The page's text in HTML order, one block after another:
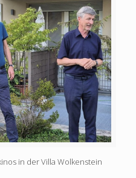
in der Villa Wolkenstein